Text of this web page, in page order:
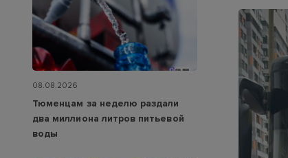
08.08.2026
Тюменцам за неделю раздали
два миллиона литров питьевой
воды